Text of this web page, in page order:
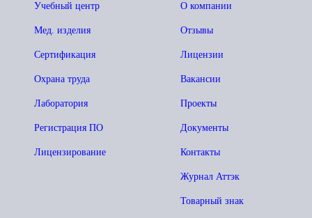
О компании
Отзывы
Лицензии
Вакансии
Проекты
Документы
Контакты
Журнал Аттэк
Товарный знак
Учебный центр
Мед. изделия
Сертификация
Охрана труда
Лаборатория
Регистрация ПО
Лицензирование